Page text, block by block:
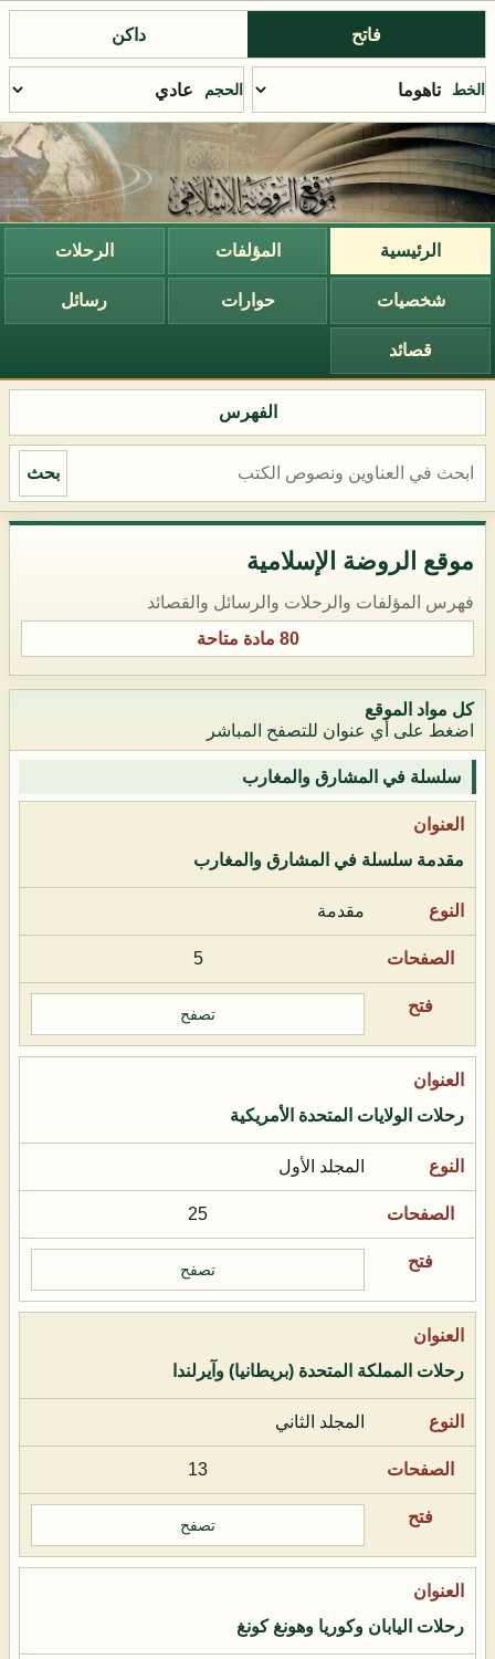
فاتح داكن
الخط الحجم
الرئيسية المؤلفات الرحلات
شخصيات حوارات رسائل
قصائد
الفهرس
بحث
موقع الروضة الإسلامية
فهرس المؤلفات والرحلات والرسائل والقصائد
80 مادة متاحة
كل مواد الموقع
اضغط على أي عنوان للتصفح المباشر
سلسلة في المشارق والمغارب
مقدمة سلسلة في المشارق والمغارب
مقدمة
5
تصفح
رحلات الولايات المتحدة الأمريكية
المجلد الأول
25
تصفح
رحلات المملكة المتحدة (بريطانيا) وآيرلندا
المجلد الثاني
13
تصفح
رحلات اليابان وكوريا وهونغ كونغ